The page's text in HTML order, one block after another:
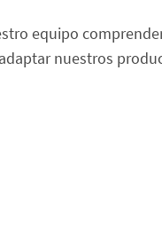
equipo
nuestros